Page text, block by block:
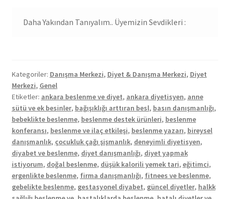
Daha Yakından Tanıyalım.. Üyemizin Sevdikleri :
Kategoriler: Danışma Merkezi, Diyet & Danışma Merkezi, Diyet
Merkezi, Genel
Etiketler: ankara beslenme ve diyet, ankara diyetisyen, anne
sütü ve ek besinler, bağışıklığı arttıran besl, basın danışmanlığı,
bebeklikte beslenme, beslenme destek ürünleri, beslenme
konferansı, beslenme ve ilaç etkileşi, beslenme yazarı, bireysel
danışmanlık, çocukluk çağı şişmanlık, deneyimli diyetisyen,
diyabet ve beslenme, diyet danışmanlığı, diyet yapmak
istiyorum, doğal beslenme, düşük kalorili yemek tari, eğitimci,
ergenlikte beslenme, firma danışmanlığı, fitnees ve beslenme,
gebelikte beslenme, gestasyonel diyabet, güncel diyetler, halkk